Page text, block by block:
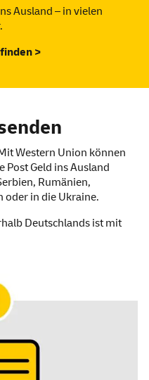
Ausland – in vielen
>
Western Union können
Post Geld ins Ausland
Rumänien,
oder in die Ukraine.
Deutschlands ist mit